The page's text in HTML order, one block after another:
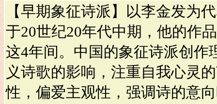
【早期象征诗派】以李金发为
于20世纪20年代中期，他的作
这4年间。中国的象征诗派创作
义诗歌的影响，注重自我心灵
性，偏爱主观性，强调诗的意